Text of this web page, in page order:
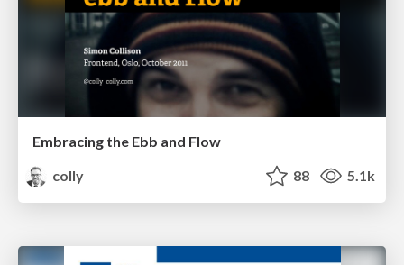
Embracing the Ebb and Flow
colly
88 5.1k